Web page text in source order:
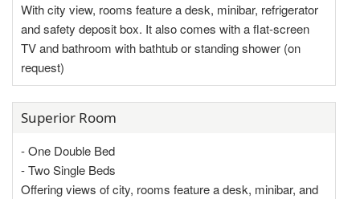
With city view, rooms feature a desk, minibar, refrigerator
and safety deposit box. It also comes with a flat-screen
TV and bathroom with bathtub or standing shower (on
request)
Superior Room
- One Double Bed
- Two Single Beds
Offering views of city, rooms feature a desk, minibar, and